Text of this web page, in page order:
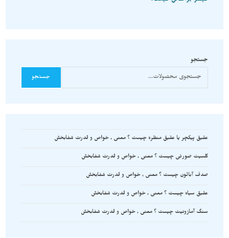
جستجو
جستجو
عقیق پیکچر یا عقیق منظره چیست ؟ معنی , خواص و قدرت شفابخش
کلسیت صورتی چیست ؟ معنی , خواص و قدرت شفابخش
صدف آبالون چیست ؟ معنی , خواص و قدرت شفابخش
عقیق سیاه چیست ؟ معنی , خواص و قدرت شفابخش
سنگ آمازونیت چیست ؟ معنی , خواص و قدرت شفابخش